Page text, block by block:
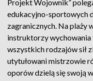
Projekt Wojownik”
edukacyjno-sportowych
zagranicznych. Na plaży
instruktorzy
wszystkich rodzajów sił
utytułowani mistrzowie
oporów dzielą się swoją